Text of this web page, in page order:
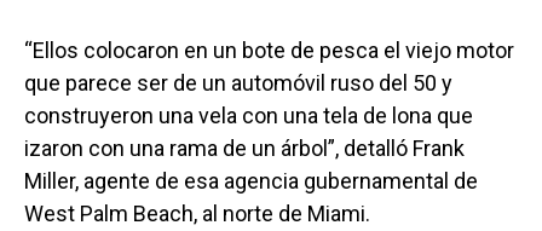
“Ellos colocaron en un bote de pesca el viejo motor
que parece ser de un automóvil ruso del 50 y
construyeron una vela con una tela de lona que
izaron con una rama de un árbol”, detalló Frank
Miller, agente de esa agencia gubernamental de
West Palm Beach, al norte de Miami.